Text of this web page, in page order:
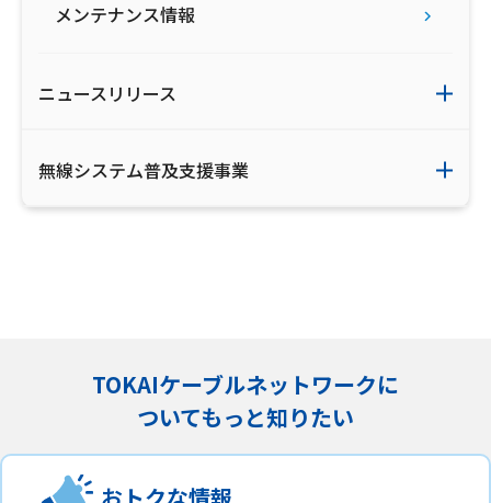
メンテナンス情報
ニュースリリース
無線システム普及支援事業
TOKAIケーブルネットワークに
ついてもっと知りたい